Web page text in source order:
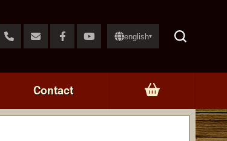
english▾
Contact